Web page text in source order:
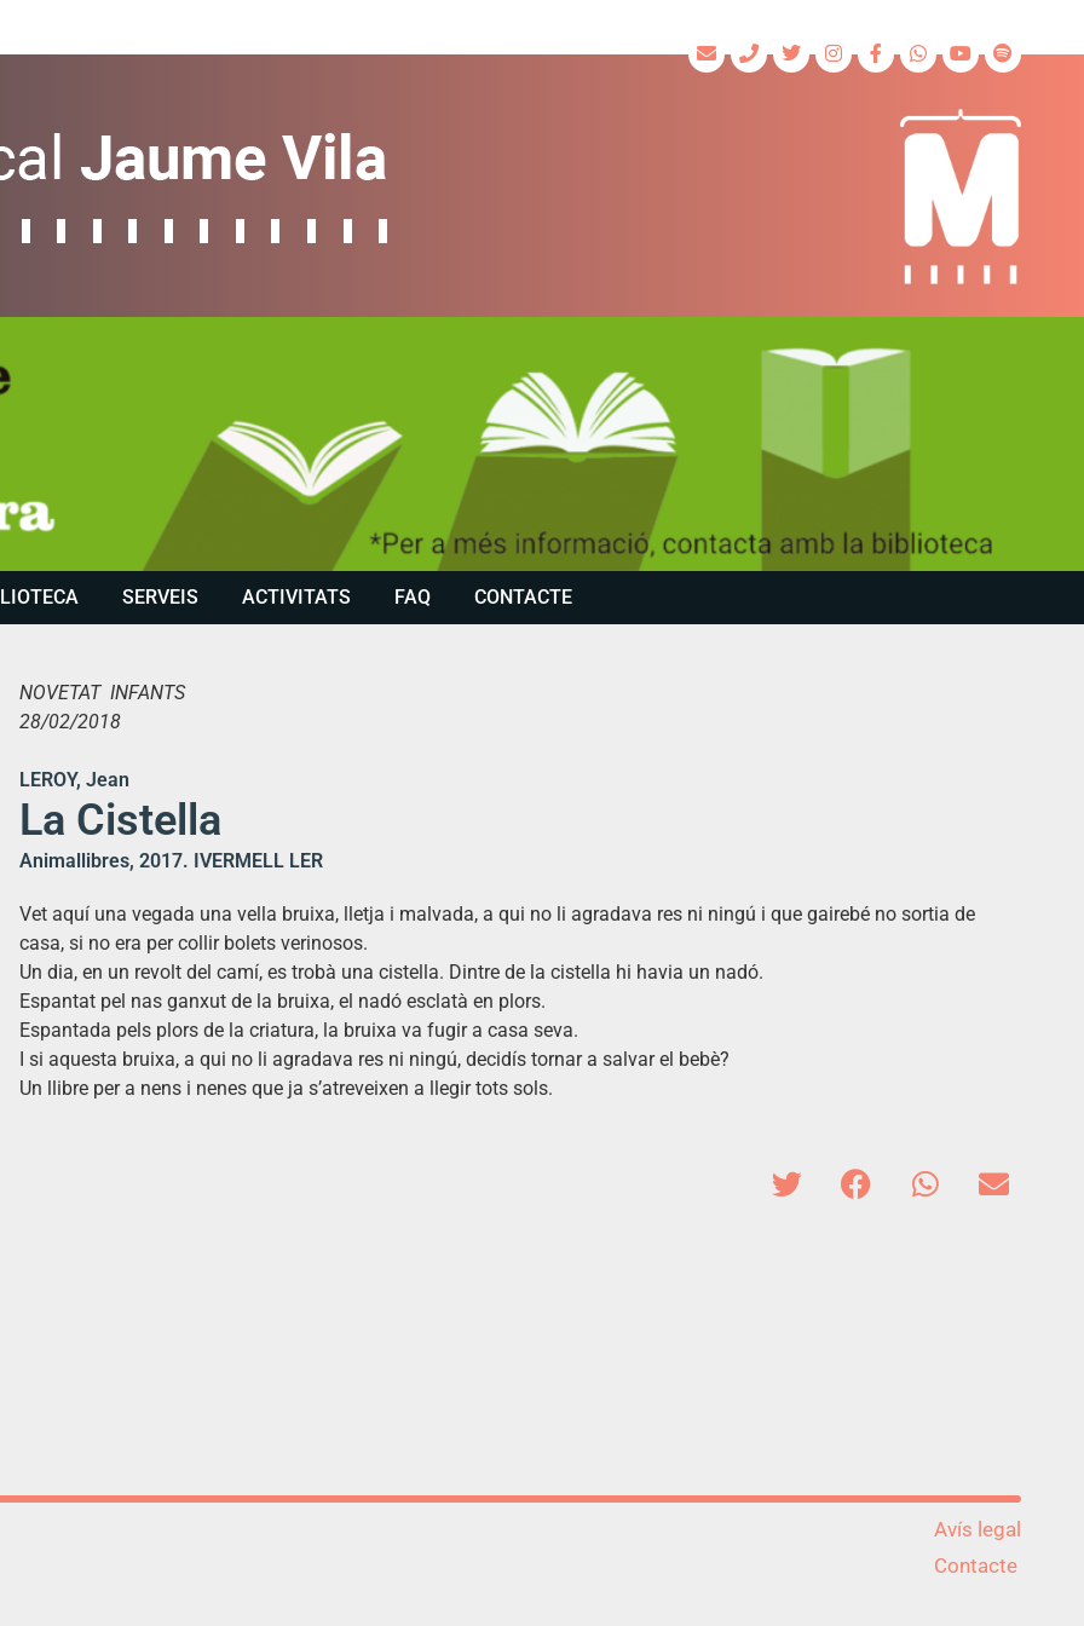
SERVEIS ACTIVITATS FAQ CONTACTE
NOVETAT INFANTS
28/02/2018
LEROY, Jean
La Cistella
Animallibres, 2017. IVERMELL LER
Vet aquí una vegada una vella bruixa, lletja i malvada, a qui no li agradava res ni ningú i que gairebé no sortia de
casa, si no era per collir bolets verinosos.
Un dia, en un revolt del camí, es trobà una cistella. Dintre de la cistella hi havia un nadó.
Espantat pel nas ganxut de la bruixa, el nadó esclatà en plors.
Espantada pels plors de la criatura, la bruixa va fugir a casa seva.
I si aquesta bruixa, a qui no li agradava res ni ningú, decidís tornar a salvar el bebè?
Un llibre per a nens i nenes que ja s’atreveixen a llegir tots sols.
Avís legal
Contacte